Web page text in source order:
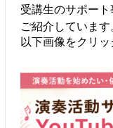
受講生のサポー
ご紹介しています。
以下画像をクリ